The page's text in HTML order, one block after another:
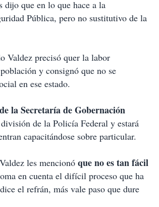
dijo que en lo que hace a la
Pública, pero no sustitutivo de la
Valdez precisó quer la labor
y consignó que no se
en ese estado.
la Secretaría de Gobernación
de la Policía Federal y estará
capacitándose sobre particular.
les mencionó que no es tan fácil
en cuenta el difícil proceso que ha
el refrán, más vale paso que dure